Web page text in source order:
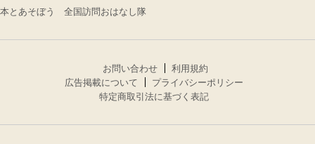
本とあそぼう 全国訪問おはなし隊
お問い合わせ
利用規約
広告掲載について
プライバシーポリシー
特定商取引法に基づく表記